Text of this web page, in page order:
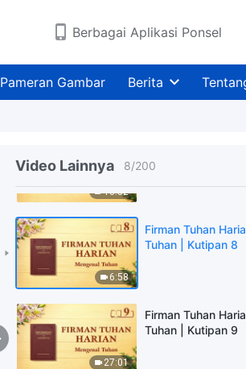
Berbagai Aplikasi Ponsel
Pameran Gambar Berita
Video Lainnya 8/200
13:52
Tuhan | Kutipan 7
6:58
Firman Tuhan
Tuhan | Kutipan 8
27:01
Firman Tuhan
Tuhan | Kutipan 9